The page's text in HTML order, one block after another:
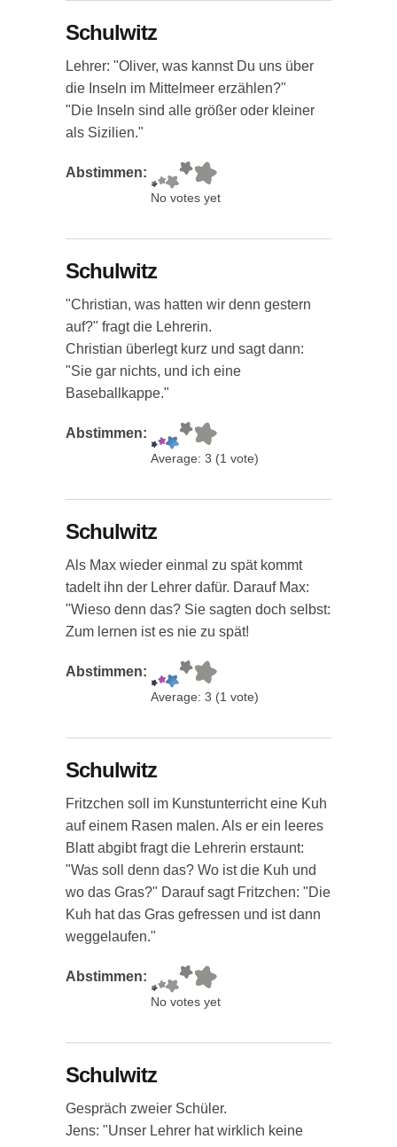
Schulwitz
Lehrer: "Oliver, was kannst Du uns über
die Inseln im Mittelmeer erzählen?"
"Die Inseln sind alle größer oder kleiner
als Sizilien."
Abstimmen:
No votes yet
Schulwitz
"Christian, was hatten wir denn gestern
auf?" fragt die Lehrerin.
Christian überlegt kurz und sagt dann:
"Sie gar nichts, und ich eine
Baseballkappe."
Abstimmen:
Average: 3 (1 vote)
Schulwitz
Als Max wieder einmal zu spät kommt
tadelt ihn der Lehrer dafür. Darauf Max:
"Wieso denn das? Sie sagten doch selbst:
Zum lernen ist es nie zu spät!
Abstimmen:
Average: 3 (1 vote)
Schulwitz
Fritzchen soll im Kunstunterricht eine Kuh
auf einem Rasen malen. Als er ein leeres
Blatt abgibt fragt die Lehrerin erstaunt:
"Was soll denn das? Wo ist die Kuh und
wo das Gras?" Darauf sagt Fritzchen: "Die
Kuh hat das Gras gefressen und ist dann
weggelaufen."
Abstimmen:
No votes yet
Schulwitz
Gespräch zweier Schüler.
Jens: "Unser Lehrer hat wirklich keine